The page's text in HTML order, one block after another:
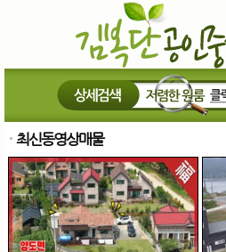
최신동영상매물